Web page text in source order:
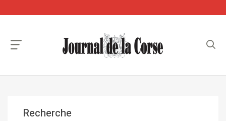
Recherche